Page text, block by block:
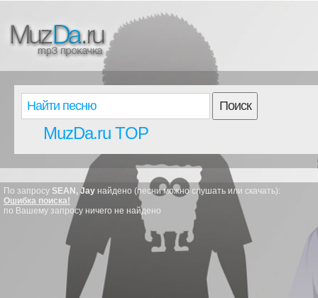
Поиск
MuzDa.ru TOP
По запросу SEAN, Jay найдено (песни можно слушать или скачать):
Ошибка поиска!
по Вашему запросу ничего не найдено